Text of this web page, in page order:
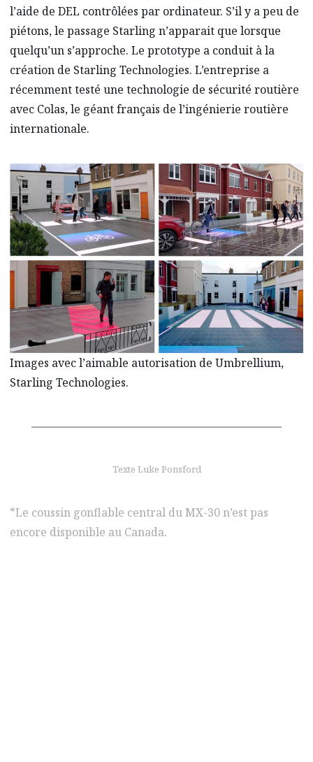
l’aide de DEL contrôlées par ordinateur. S’il y a peu de
piétons, le passage Starling n’apparait que lorsque
quelqu’un s’approche. Le prototype a conduit à la
création de Starling Technologies. L’entreprise a
récemment testé une technologie de sécurité routière
avec Colas, le géant français de l’ingénierie routière
internationale.
Images avec l’aimable autorisation de Umbrellium,
Starling Technologies.
Texte Luke Ponsford
*Le coussin gonflable central du MX-30 n’est pas
encore disponible au Canada.